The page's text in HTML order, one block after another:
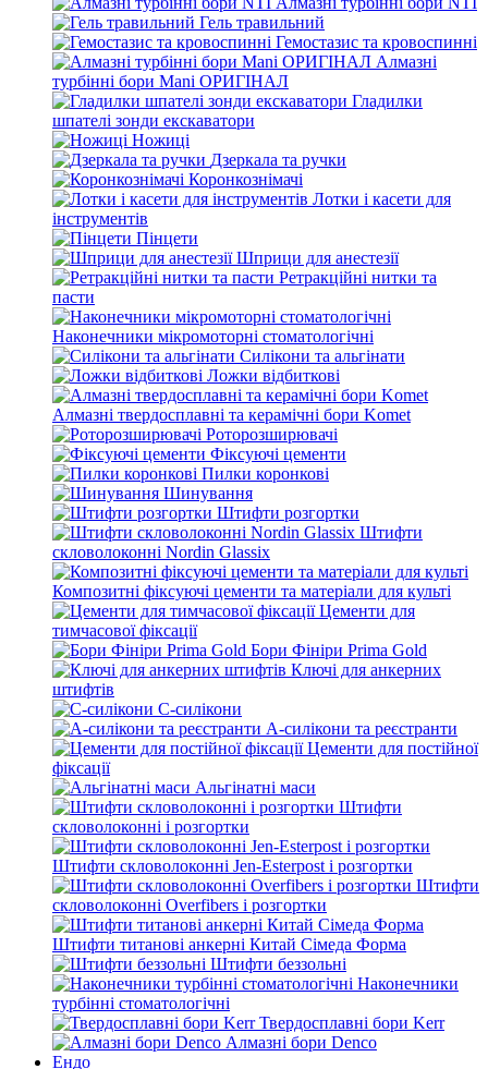
Гель травильний
Гемостазис та кровоспинні
Алмазні
турбінні бори Mani ОРИГІНАЛ
Гладилки
шпателі зонди екскаватори
Ножиці
Дзеркала та ручки
Коронкознімачі
Лотки і касети для
інструментів
Пінцети
Шприци для анестезії
Ретракційні нитки та
пасти
Наконечники мікромоторні стоматологічні
Силікони та альгінати
Ложки відбиткові
Алмазні твердосплавні та керамічні бори Komet
Роторозширювачі
Фіксуючі цементи
Пилки коронкові
Шинування
Штифти розгортки
Штифти
скловолоконні Nordin Glassix
Композитні фіксуючі цементи та матеріали для культі
Цементи для
тимчасової фіксації
Бори Фініри Prima Gold
Ключі для анкерних
штифтів
С-силікони
А-силікони та реєстранти
Цементи для постійної
фіксації
Альгінатні маси
Штифти
скловолоконні і розгортки
Штифти скловолоконні Jen-Esterpost і розгортки
Штифти
скловолоконні Overfibers і розгортки
Штифти титанові анкерні Китай Сімеда Форма
Штифти беззольні
Наконечники
турбінні стоматологічні
Твердосплавні бори Kerr
Алмазні бори Denco
Ендо